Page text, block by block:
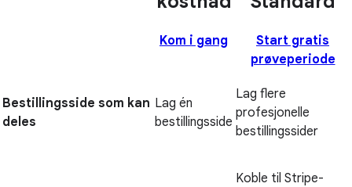
Kom i gang
Start gratis
prøveperiode
Bestillingsside som kan
deles
Lag én
bestillingsside
Lag flere
profesjonelle
bestillingssider
Koble til Stripe-